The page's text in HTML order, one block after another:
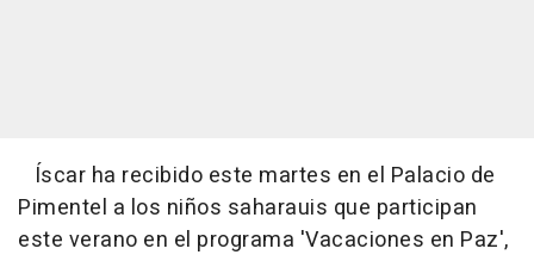
Íscar ha recibido este martes en el Palacio de
Pimentel a los niños saharauis que participan
este verano en el programa 'Vacaciones en Paz',